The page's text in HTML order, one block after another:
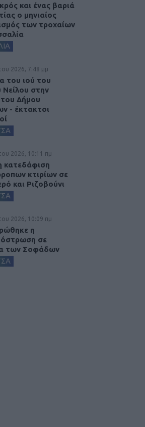
και ένας βαριά
ο μηνιαίος
των τροχαίων
2026, 7:48 μμ
του ιού του
Νείλου στην
Δήμου
- έκτακτοι
2026, 10:11 πμ
κατεδάφιση
κτιρίων σε
και Ριζοβούνι
2026, 10:09 πμ
η
σε
των Σοφάδων